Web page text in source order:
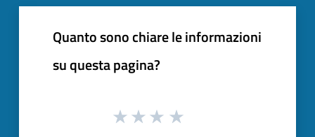
Quanto sono chiare le informazioni
su questa pagina?